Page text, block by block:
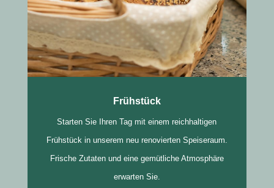
Frühstück
Starten Sie Ihren Tag mit einem reichhaltigen
Frühstück in unserem neu renovierten Speiseraum.
Frische Zutaten und eine gemütliche Atmosphäre
erwarten Sie.